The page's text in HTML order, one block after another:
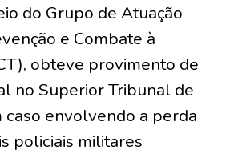
do Grupo de Atuação
e Combate à
obteve provimento de
no Superior Tribunal de
caso envolvendo a perda
policiais militares